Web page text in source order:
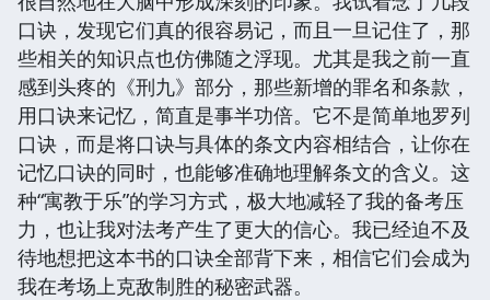
口诀，发现它们真的很容易记，而且一旦记住了，那
些相关的知识点也仿佛随之浮现。尤其是我之前一直
感到头疼的《刑九》部分，那些新增的罪名和条款，
用口诀来记忆，简直是事半功倍。它不是简单地罗列
口诀，而是将口诀与具体的条文内容相结合，让你在
记忆口诀的同时，也能够准确地理解条文的含义。这
种“寓教于乐”的学习方式，极大地减轻了我的备考压
力，也让我对法考产生了更大的信心。我已经迫不及
待地想把这本书的口诀全部背下来，相信它们会成为
我在考场上克敌制胜的秘密武器。